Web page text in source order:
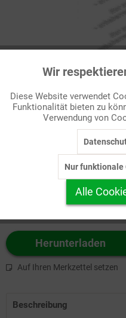
Passende Stichworte
AT, Bibel
zuerst Ihr
z.B. Farbe-Grafik, Schwarz-
Herunterladen
Auf Ihren Merkzettel setzen
Beschreibung
Funktionale
Marketing
Personalisierung
Service
Wir
Diese Website verwendet
Funktionalität bieten zu
Verwendung von
Nur funktionale
Alle